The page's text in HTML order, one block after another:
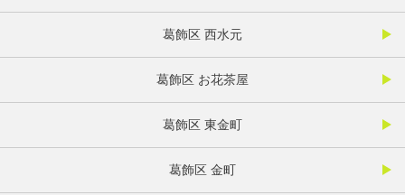
葛飾区 西水元
葛飾区 お花茶屋
葛飾区 東金町
葛飾区 金町